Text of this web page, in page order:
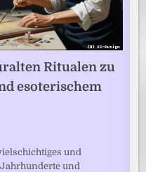
Ritualen zu
esoterischem
und
und